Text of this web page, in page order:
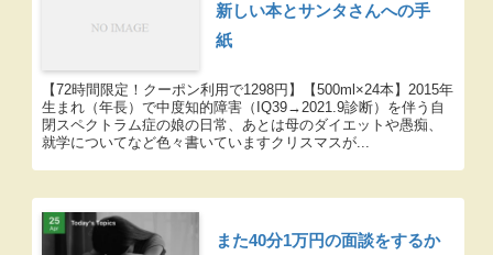
新しい本とサンタさんへの手
紙
【72時間限定！クーポン利用で1298円】【500ml×24本】2015年
生まれ（年長）で中度知的障害（IQ39→2021.9診断）を伴う自
閉スペクトラム症の娘の日常、あとは母のダイエットや愚痴、
就学についてなど色々書いていますクリスマスが...
また40分1万円の面談をするか